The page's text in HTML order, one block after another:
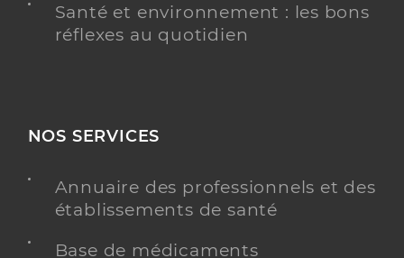
Santé et environnement : les bons
réflexes au quotidien
NOS SERVICES
Annuaire des professionnels et des
établissements de santé
Base de médicaments